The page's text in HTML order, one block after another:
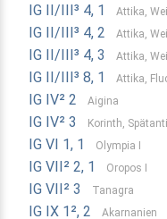
IG II/III³ 4, 1 Attika,
IG II/III³ 4, 2 Attika,
IG II/III³ 4, 3 Attika,
IG II/III³ 8, 1 Attika,
IG IV² 2 Aigina
IG IV² 3 Korinth,
IG VI 1, 1 Olympia I
IG VII² 2, 1 Oropos I
IG VII² 3 Tanagra
IG IX 1², 2 Akarnanien